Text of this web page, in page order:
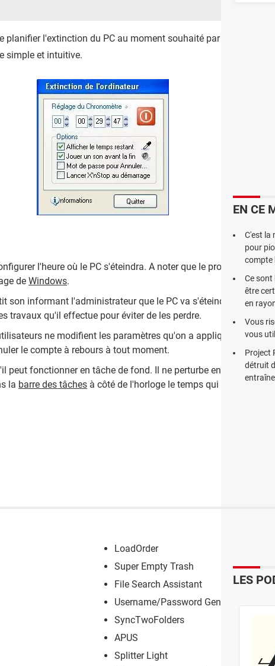
l'extinction du PC au moment souhaité par son
simple et intuitive.
l'heure où le PC s'éteindra. A noter que le programme
de Windows.
son informant l'administrateur que le PC va s'éteindre dans peu
travaux qu'il effectue pour éviter de les perdre.
ne modifient les paramètres qu'on a appliqués, il est
le compte à rebours à tout moment.
peut fonctionner en tâche de fond. Il ne perturbe en aucun cas
la barre des tâches à côté de l'horloge le temps qui reste avant
LoadOrder
Super Empty Trash
File Search Assistant
Username/Password Generator
SyncTwoFolders
APUS
Splitter Light
EN CE
C'est la
pour
compte
Ce sont
être
en
Vous
vous
Project
détruit
LES